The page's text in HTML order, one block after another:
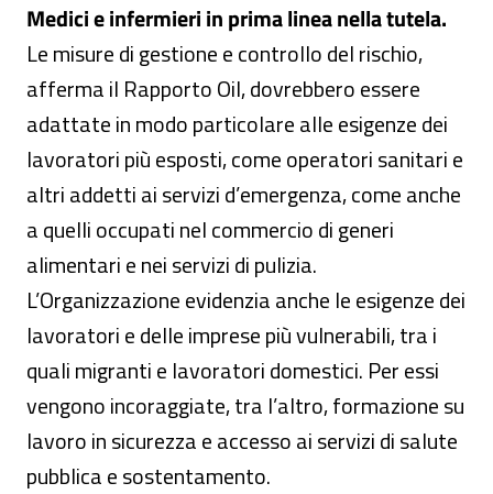
Medici e infermieri in prima linea nella tutela.
Le misure di gestione e controllo del rischio,
afferma il Rapporto Oil, dovrebbero essere
adattate in modo particolare alle esigenze dei
lavoratori più esposti, come operatori sanitari e
altri addetti ai servizi d’emergenza, come anche
a quelli occupati nel commercio di generi
alimentari e nei servizi di pulizia.
L’Organizzazione evidenzia anche le esigenze dei
lavoratori e delle imprese più vulnerabili, tra i
quali migranti e lavoratori domestici. Per essi
vengono incoraggiate, tra l’altro, formazione su
lavoro in sicurezza e accesso ai servizi di salute
pubblica e sostentamento.